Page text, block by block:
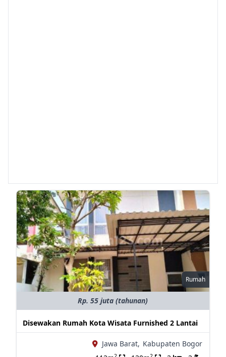
Rumah
Rp. 55 juta (tahunan)
Disewakan Rumah Kota Wisata Furnished 2 Lantai
Jawa Barat, Kabupaten Bogor